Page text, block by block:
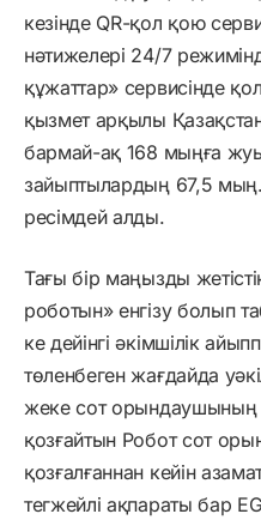
кезінде QR-қол қою
нәтижелері 24/7
құжаттар» сервисінде
қызмет арқылы
бармай-ақ 168 мыңға
зайыптылардың 67,5 мың.
ресімдей алды.
Тағы бір маңызды
роботын» енгізу болып
ке дейінгі әкімшілік
төленбеген жағдайда
жеке сот орындаушының
қозғайтын Робот сот
қозғалғаннан кейін
тегжейлі ақпараты бар